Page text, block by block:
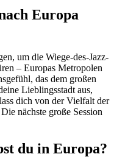
Europa
um die Wiege-des-Jazz-
– Europas Metropolen
das dem großen
Lieblingsstadt aus,
dich von der Vielfalt der
nächste große Session
du in Europa?